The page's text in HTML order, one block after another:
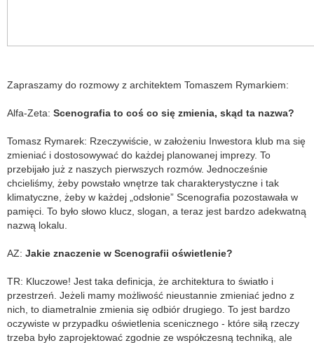
Zapraszamy do rozmowy z architektem Tomaszem Rymarkiem:
Alfa-Zeta: Scenografia to coś co się zmienia, skąd ta nazwa?
Tomasz Rymarek: Rzeczywiście, w założeniu Inwestora klub ma się
zmieniać i dostosowywać do każdej planowanej imprezy. To
przebijało już z naszych pierwszych rozmów. Jednocześnie
chcieliśmy, żeby powstało wnętrze tak charakterystyczne i tak
klimatyczne, żeby w każdej „odsłonie” Scenografia pozostawała w
pamięci. To było słowo klucz, slogan, a teraz jest bardzo adekwatną
nazwą lokalu.
AZ: Jakie znaczenie w Scenografii oświetlenie?
TR: Kluczowe! Jest taka definicja, że architektura to światło i
przestrzeń. Jeżeli mamy możliwość nieustannie zmieniać jedno z
nich, to diametralnie zmienia się odbiór drugiego. To jest bardzo
oczywiste w przypadku oświetlenia scenicznego - które siłą rzeczy
trzeba było zaprojektować zgodnie ze współczesną techniką, ale